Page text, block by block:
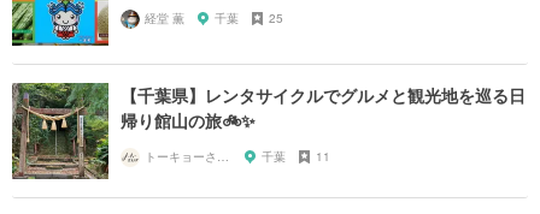
経堂 薫 千葉 25
【千葉県】レンタサイクルでグルメと観光地を巡る日
帰り館山の旅🚲✨
トーキョーさんぽ 千葉 11